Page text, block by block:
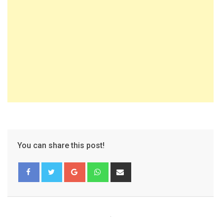
You can share this post!
Google+ Whatsapp